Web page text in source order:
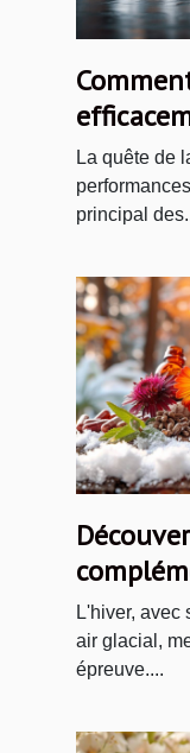
une
La quête de
principal
plantes
L'hiver, avec
air glacial,
épreuve....